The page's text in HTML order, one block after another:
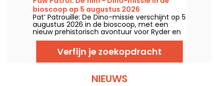
het teken van het thema “De roep van het
bos”. Ontdek het volledige gratis
programma!
bioscoop op 5 augustus 2026
Pat’ Patrouille: De Dino-missie verschijnt op 5
augustus 2026 in de bioscoop, met een
nieuw prehistorisch avontuur voor Ryder en
zijn team.
Verfijn je zoekopdracht
NIEUWS